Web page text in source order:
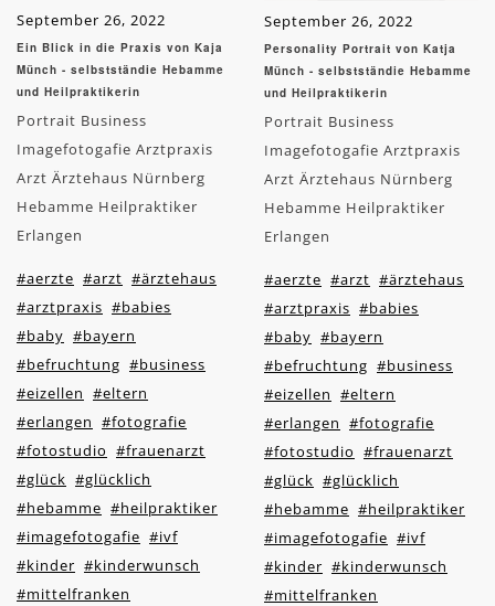
September 26, 2022
Ein Blick in die Praxis von Kaja
Münch - selbstständie Hebamme
und Heilpraktikerin
Portrait Business
Imagefotogafie Arztpraxis
Arzt Ärztehaus Nürnberg
Hebamme Heilpraktiker
Erlangen
#aerzte #arzt #ärztehaus
#arztpraxis #babies
#baby #bayern
#befruchtung #business
#eizellen #eltern
#erlangen #fotografie
#fotostudio #frauenarzt
#glück #glücklich
#hebamme #heilpraktiker
#imagefotogafie #ivf
#kinder #kinderwunsch
#mittelfranken
September 26, 2022
Personality Portrait von Katja
Münch - selbstständie Hebamme
und Heilpraktikerin
Portrait Business
Imagefotogafie Arztpraxis
Arzt Ärztehaus Nürnberg
Hebamme Heilpraktiker
Erlangen
#aerzte #arzt #ärztehaus
#arztpraxis #babies
#baby #bayern
#befruchtung #business
#eizellen #eltern
#erlangen #fotografie
#fotostudio #frauenarzt
#glück #glücklich
#hebamme #heilpraktiker
#imagefotogafie #ivf
#kinder #kinderwunsch
#mittelfranken